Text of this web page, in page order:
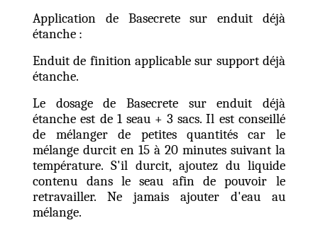
Application de Basecrete sur enduit déjà
étanche :
Enduit de finition applicable sur support déjà
étanche.
Le dosage de Basecrete sur enduit déjà
étanche est de 1 seau + 3 sacs. Il est conseillé
de mélanger de petites quantités car le
mélange durcit en 15 à 20 minutes suivant la
température. S'il durcit, ajoutez du liquide
contenu dans le seau afin de pouvoir le
retravailler. Ne jamais ajouter d'eau au
mélange.